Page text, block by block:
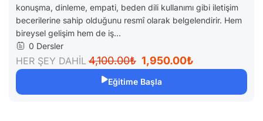
konuşma, dinleme, empati, beden dili kullanımı gibi iletişim
becerilerine sahip olduğunu resmî olarak belgelendirir. Hem
bireysel gelişim hem de iş...
0 Dersler
HER ŞEY DAHİL 4,100.00₺ 1,950.00₺
Eğitime Başla